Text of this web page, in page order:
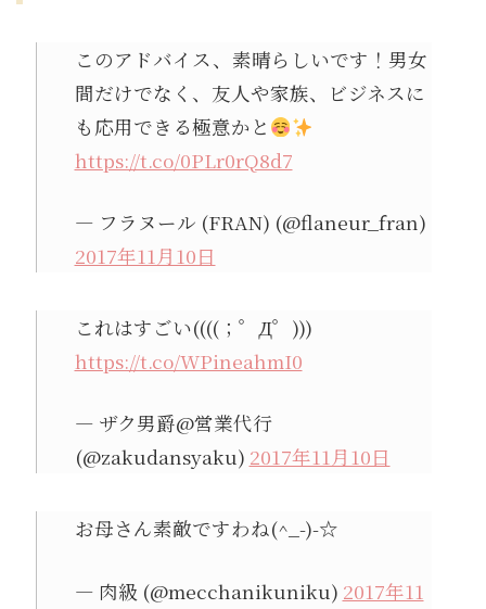
このアドバイス、素晴らしいです！男女
間だけでなく、友人や家族、ビジネスに
も応用できる極意かと
https://t.co/0PLr0rQ8d7
— フラヌール (FRAN) (@flaneur_fran)
2017年11月10日
これはすごい((((；゜Д゜)))
https://t.co/WPineahmI0
— ザク男爵@営業代行
(@zakudansyaku) 2017年11月10日
お母さん素敵ですわね(^_-)-☆
— 肉級 (@mecchanikuniku) 2017年11